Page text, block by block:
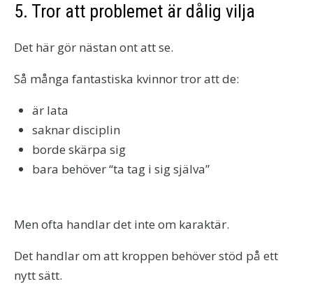
5. Tror att problemet är dålig vilja
Det här gör nästan ont att se.
Så många fantastiska kvinnor tror att de:
är lata
saknar disciplin
borde skärpa sig
bara behöver “ta tag i sig själva”
Men ofta handlar det inte om karaktär.
Det handlar om att kroppen behöver stöd på ett
nytt sätt.